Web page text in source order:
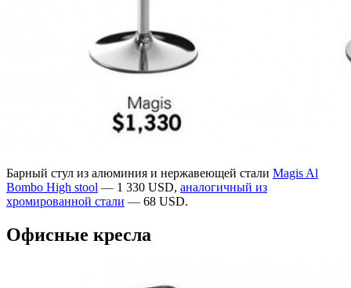
Барный стул из алюминия и нержавеющей стали Magis Al
Bombo High stool — 1 330 USD, аналогичный из
хромированной стали — 68 USD.
Офисные кресла